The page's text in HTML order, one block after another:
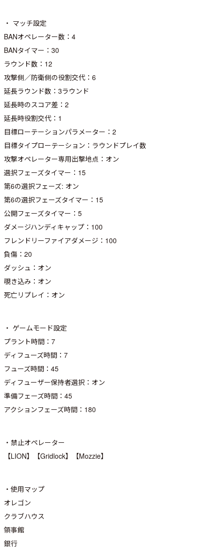
・ マッチ設定
BANオペレーター数：4
BANタイマー：30
ラウンド数：12
攻撃側／防衛側の役割交代：6
延長ラウンド数：3ラウンド
延長時のスコア差：2
延長時役割交代：1
目標ローテーションパラメーター：2
目標タイプローテーション：ラウンドプレイ数
攻撃オペレーター専用出撃地点：オン
選択フェーズタイマー：15
第6の選択フェーズ: オン
第6の選択フェーズタイマー：15
公開フェーズタイマー：5
ダメージハンディキャップ：100
フレンドリーファイアダメージ：100
負傷：20
ダッシュ：オン
覗き込み：オン
死亡リプレイ：オン
・ ゲームモード設定
プラント時間：7
ディフューズ時間：7
フューズ時間：45
ディフューザー保持者選択：オン
準備フェーズ時間：45
アクションフェーズ時間：180
・禁止オペレーター
【LION】【Gridlock】【Mozzie】
・使用マップ
オレゴン
クラブハウス
領事館
銀行